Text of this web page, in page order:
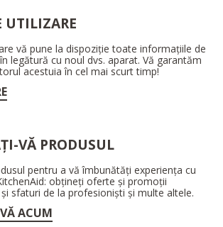
UTILIZARE
vă pune la dispoziție toate informațiile de
legătură cu noul dvs. aparat. Vă garantăm
acestuia în cel mai scurt timp!
VĂ PRODUSUL
pentru a vă îmbunătăți experiența cu
obțineți oferte și promoții
sfaturi de la profesioniști și multe altele.
ACUM